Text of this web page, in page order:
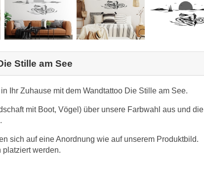
Stille am See
Ihr Zuhause mit dem Wandtattoo Die Stille am See.
mit Boot, Vögel) über unsere Farbwahl aus und die
sich auf eine Anordnung wie auf unserem Produktbild.
platziert werden.